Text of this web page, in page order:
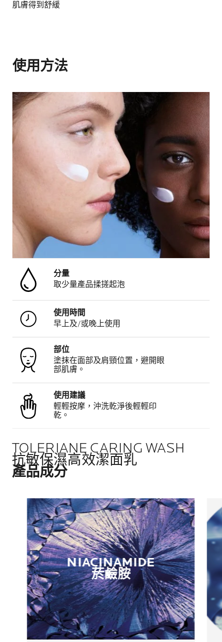
肌膚得到舒緩
使用方法
分量
取少量產品揉搓起泡
使用時間
早上及/或晚上使用
部位
塗抹在面部及肩頸位置，避開眼
部肌膚。
使用建議
輕輕按摩，沖洗乾淨後輕輕印
乾。​
TOLERIANE CARING WASH
抗敏保濕高效潔面乳
產品成分
NIACINAMIDE​
菸鹼胺